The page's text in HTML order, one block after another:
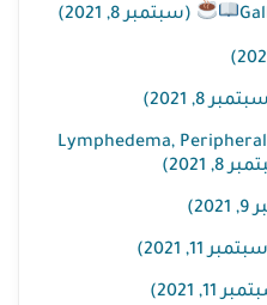
(سبتمبر 8, 2021)
Lymphedema,